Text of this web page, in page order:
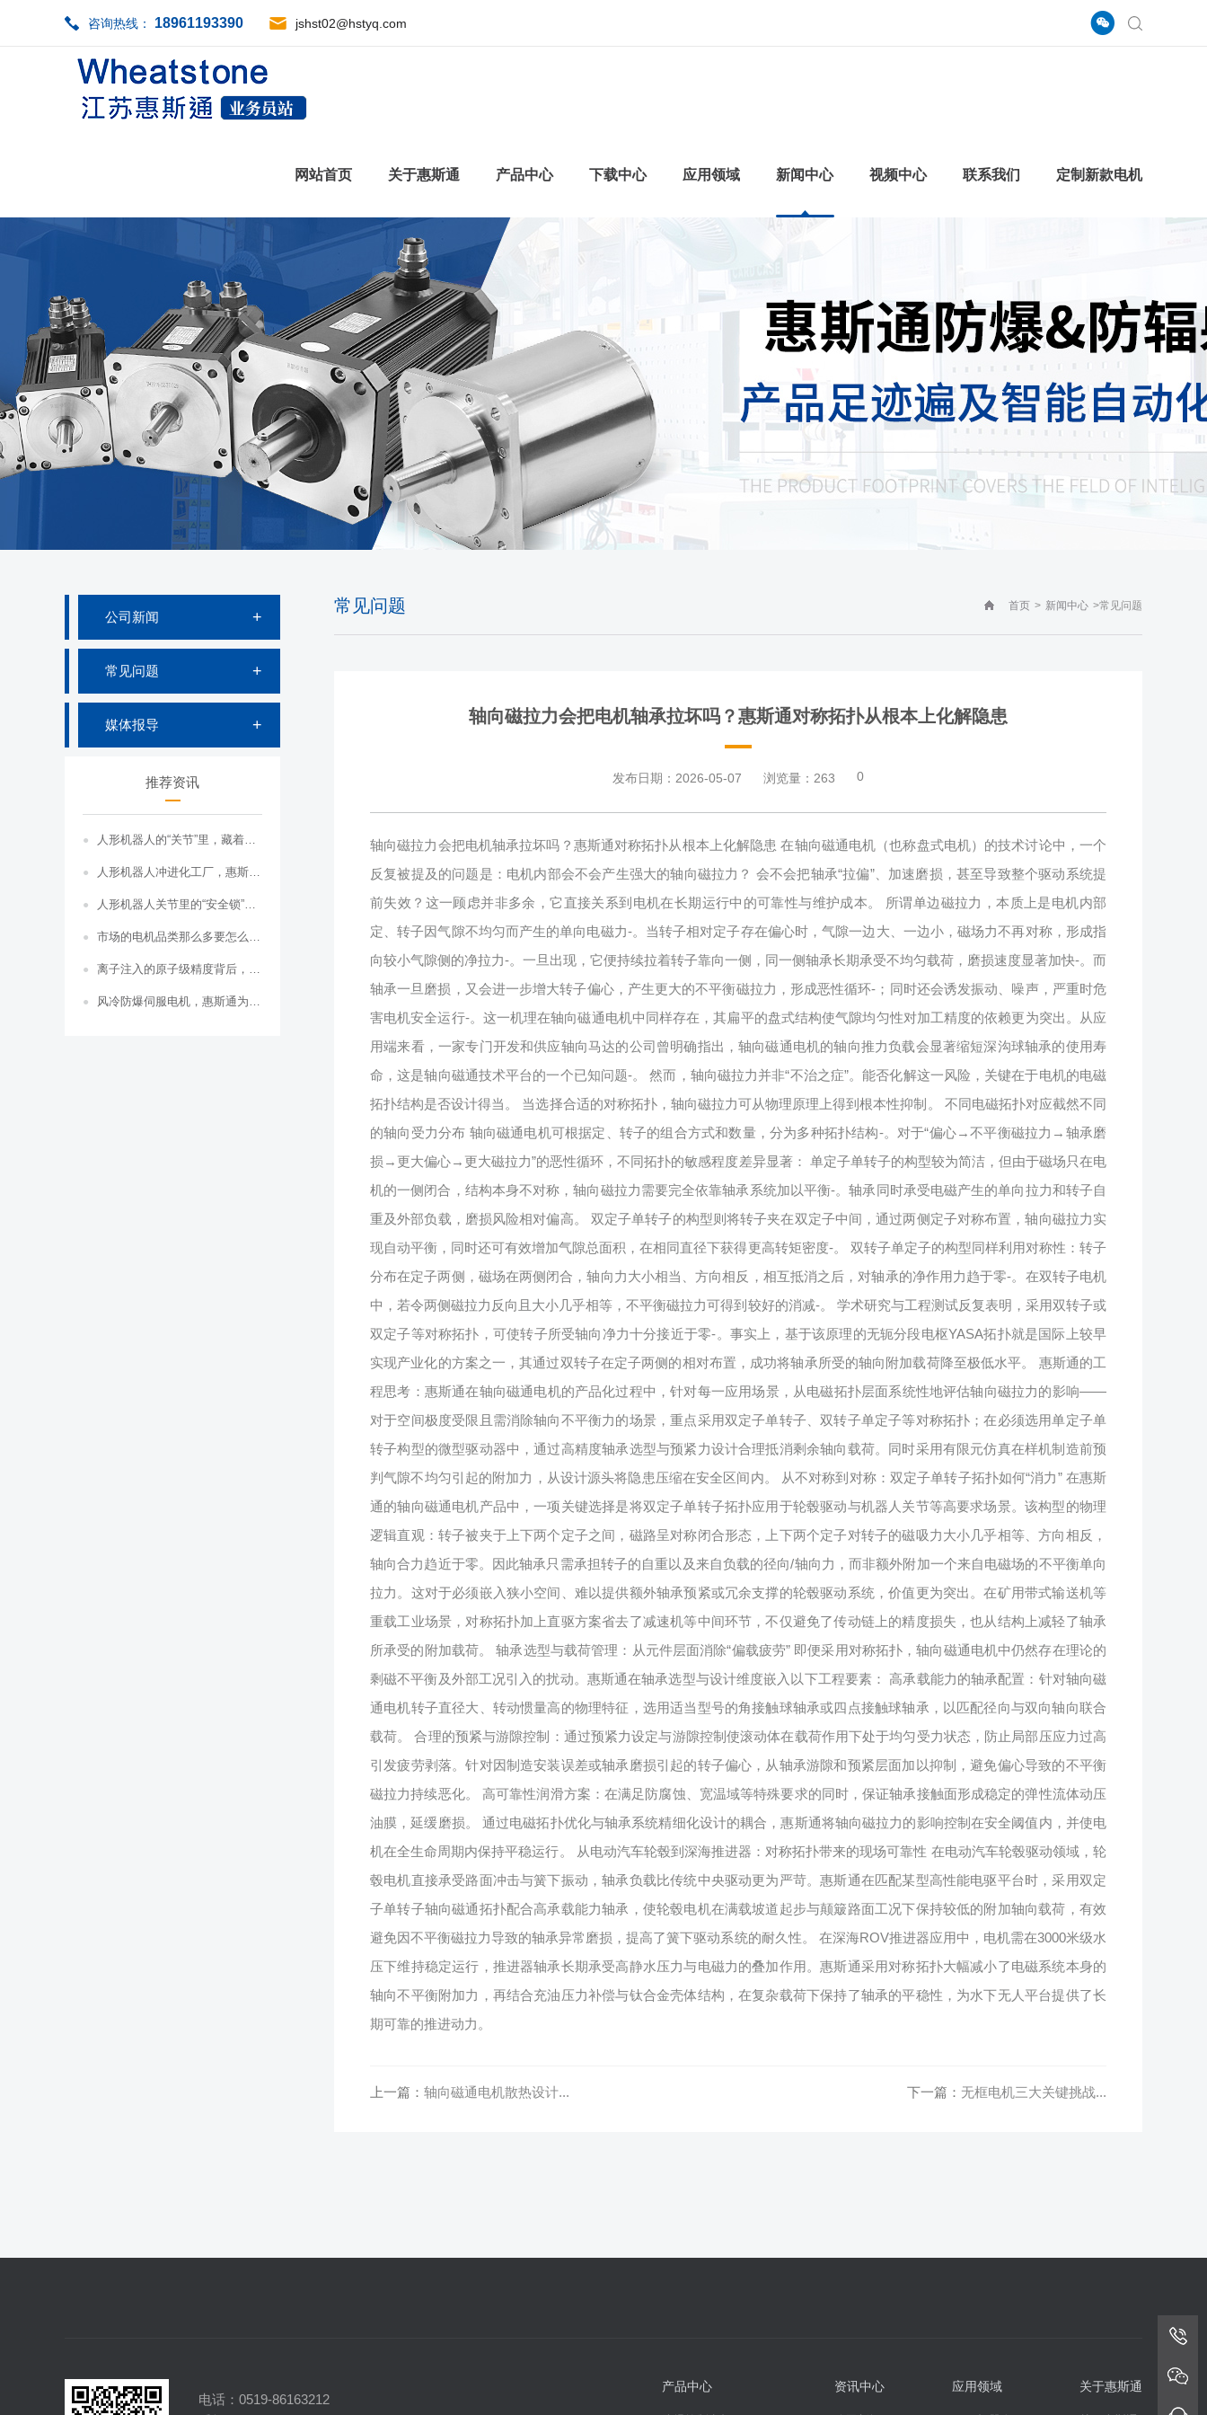
咨询热线： 18961193390 jshst02@hstyq.com
网站首页 关于惠斯通 产品中心 下载中心 应用领域 新闻中心 视频中心 联系我们 定制新款电机
公司新闻
常见问题
媒体报导
推荐资讯
人形机器人的“关节”里，藏着一台惠斯通轴...
人形机器人冲进化工厂，惠斯通防爆关节电机...
人形机器人关节里的“安全锁”：防爆电机如...
市场的电机品类那么多要怎么选？惠斯通全类...
离子注入的原子级精度背后，惠斯通防辐射伺...
风冷防爆伺服电机，惠斯通为危险区域重载自...
常见问题 首页 > 新闻中心 >常见问题
轴向磁拉力会把电机轴承拉坏吗？惠斯通对称拓扑从根本上化解隐患
发布日期：2026-05-07 浏览量： 263 0
轴向磁拉力会把电机轴承拉坏吗？惠斯通对称拓扑从根本上化解隐患 在轴向磁通电机（也称盘式电机）的技术讨论中，一个
反复被提及的问题是：电机内部会不会产生强大的轴向磁拉力？ 会不会把轴承“拉偏”、加速磨损，甚至导致整个驱动系统提
前失效？这一顾虑并非多余，它直接关系到电机在长期运行中的可靠性与维护成本。 所谓单边磁拉力，本质上是电机内部
定、转子因气隙不均匀而产生的单向电磁力-。当转子相对定子存在偏心时，气隙一边大、一边小，磁场力不再对称，形成指
向较小气隙侧的净拉力-。一旦出现，它便持续拉着转子靠向一侧，同一侧轴承长期承受不均匀载荷，磨损速度显著加快-。而
轴承一旦磨损，又会进一步增大转子偏心，产生更大的不平衡磁拉力，形成恶性循环-；同时还会诱发振动、噪声，严重时危
害电机安全运行-。这一机理在轴向磁通电机中同样存在，其扁平的盘式结构使气隙均匀性对加工精度的依赖更为突出。从应
用端来看，一家专门开发和供应轴向马达的公司曾明确指出，轴向磁通电机的轴向推力负载会显著缩短深沟球轴承的使用寿
命，这是轴向磁通技术平台的一个已知问题-。 然而，轴向磁拉力并非“不治之症”。能否化解这一风险，关键在于电机的电磁
拓扑结构是否设计得当。 当选择合适的对称拓扑，轴向磁拉力可从物理原理上得到根本性抑制。 不同电磁拓扑对应截然不同
的轴向受力分布 轴向磁通电机可根据定、转子的组合方式和数量，分为多种拓扑结构-。对于“偏心→不平衡磁拉力→轴承磨
损→更大偏心→更大磁拉力”的恶性循环，不同拓扑的敏感程度差异显著： 单定子单转子的构型较为简洁，但由于磁场只在电
机的一侧闭合，结构本身不对称，轴向磁拉力需要完全依靠轴承系统加以平衡-。轴承同时承受电磁产生的单向拉力和转子自
重及外部负载，磨损风险相对偏高。 双定子单转子的构型则将转子夹在双定子中间，通过两侧定子对称布置，轴向磁拉力实
现自动平衡，同时还可有效增加气隙总面积，在相同直径下获得更高转矩密度-。 双转子单定子的构型同样利用对称性：转子
分布在定子两侧，磁场在两侧闭合，轴向力大小相当、方向相反，相互抵消之后，对轴承的净作用力趋于零-。在双转子电机
中，若令两侧磁拉力反向且大小几乎相等，不平衡磁拉力可得到较好的消减-。 学术研究与工程测试反复表明，采用双转子或
双定子等对称拓扑，可使转子所受轴向净力十分接近于零-。事实上，基于该原理的无轭分段电枢YASA拓扑就是国际上较早
实现产业化的方案之一，其通过双转子在定子两侧的相对布置，成功将轴承所受的轴向附加载荷降至极低水平。 惠斯通的工
程思考：惠斯通在轴向磁通电机的产品化过程中，针对每一应用场景，从电磁拓扑层面系统性地评估轴向磁拉力的影响——
对于空间极度受限且需消除轴向不平衡力的场景，重点采用双定子单转子、双转子单定子等对称拓扑；在必须选用单定子单
转子构型的微型驱动器中，通过高精度轴承选型与预紧力设计合理抵消剩余轴向载荷。同时采用有限元仿真在样机制造前预
判气隙不均匀引起的附加力，从设计源头将隐患压缩在安全区间内。 从不对称到对称：双定子单转子拓扑如何“消力” 在惠斯
通的轴向磁通电机产品中，一项关键选择是将双定子单转子拓扑应用于轮毂驱动与机器人关节等高要求场景。该构型的物理
逻辑直观：转子被夹于上下两个定子之间，磁路呈对称闭合形态，上下两个定子对转子的磁吸力大小几乎相等、方向相反，
轴向合力趋近于零。因此轴承只需承担转子的自重以及来自负载的径向/轴向力，而非额外附加一个来自电磁场的不平衡单向
拉力。这对于必须嵌入狭小空间、难以提供额外轴承预紧或冗余支撑的轮毂驱动系统，价值更为突出。在矿用带式输送机等
重载工业场景，对称拓扑加上直驱方案省去了减速机等中间环节，不仅避免了传动链上的精度损失，也从结构上减轻了轴承
所承受的附加载荷。 轴承选型与载荷管理：从元件层面消除“偏载疲劳” 即便采用对称拓扑，轴向磁通电机中仍然存在理论的
剩磁不平衡及外部工况引入的扰动。惠斯通在轴承选型与设计维度嵌入以下工程要素： 高承载能力的轴承配置：针对轴向磁
通电机转子直径大、转动惯量高的物理特征，选用适当型号的角接触球轴承或四点接触球轴承，以匹配径向与双向轴向联合
载荷。 合理的预紧与游隙控制：通过预紧力设定与游隙控制使滚动体在载荷作用下处于均匀受力状态，防止局部压应力过高
引发疲劳剥落。针对因制造安装误差或轴承磨损引起的转子偏心，从轴承游隙和预紧层面加以抑制，避免偏心导致的不平衡
磁拉力持续恶化。 高可靠性润滑方案：在满足防腐蚀、宽温域等特殊要求的同时，保证轴承接触面形成稳定的弹性流体动压
油膜，延缓磨损。 通过电磁拓扑优化与轴承系统精细化设计的耦合，惠斯通将轴向磁拉力的影响控制在安全阈值内，并使电
机在全生命周期内保持平稳运行。 从电动汽车轮毂到深海推进器：对称拓扑带来的现场可靠性 在电动汽车轮毂驱动领域，轮
毂电机直接承受路面冲击与簧下振动，轴承负载比传统中央驱动更为严苛。惠斯通在匹配某型高性能电驱平台时，采用双定
子单转子轴向磁通拓扑配合高承载能力轴承，使轮毂电机在满载坡道起步与颠簸路面工况下保持较低的附加轴向载荷，有效
避免因不平衡磁拉力导致的轴承异常磨损，提高了簧下驱动系统的耐久性。 在深海ROV推进器应用中，电机需在3000米级水
压下维持稳定运行，推进器轴承长期承受高静水压力与电磁力的叠加作用。惠斯通采用对称拓扑大幅减小了电磁系统本身的
轴向不平衡附加力，再结合充油压力补偿与钛合金壳体结构，在复杂载荷下保持了轴承的平稳性，为水下无人平台提供了长
期可靠的推进动力。
上一篇： 轴向磁通电机散热设计... 下一篇： 无框电机三大关键挑战...
电话：0519-86163212
产品中心 资讯中心 应用领域 关于惠斯通